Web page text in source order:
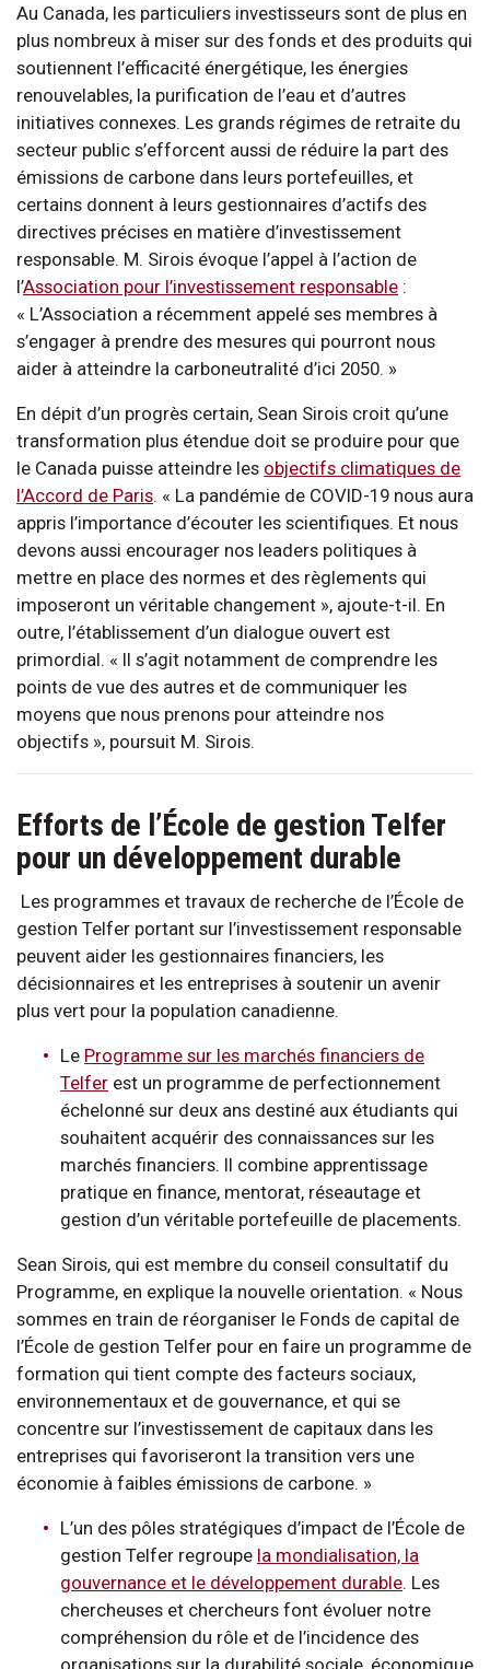
Au Canada, les particuliers investisseurs sont de plus en
plus nombreux à miser sur des fonds et des produits qui
soutiennent l’efficacité énergétique, les énergies
renouvelables, la purification de l’eau et d’autres
initiatives connexes. Les grands régimes de retraite du
secteur public s’efforcent aussi de réduire la part des
émissions de carbone dans leurs portefeuilles, et
certains donnent à leurs gestionnaires d’actifs des
directives précises en matière d’investissement
responsable. M. Sirois évoque l’appel à l’action de
l’Association pour l’investissement responsable :
« L’Association a récemment appelé ses membres à
s’engager à prendre des mesures qui pourront nous
aider à atteindre la carboneutralité d’ici 2050. »
En dépit d’un progrès certain, Sean Sirois croit qu’une
transformation plus étendue doit se produire pour que
le Canada puisse atteindre les objectifs climatiques de
l’Accord de Paris. « La pandémie de COVID-19 nous aura
appris l’importance d’écouter les scientifiques. Et nous
devons aussi encourager nos leaders politiques à
mettre en place des normes et des règlements qui
imposeront un véritable changement », ajoute-t-il. En
outre, l’établissement d’un dialogue ouvert est
primordial. « Il s’agit notamment de comprendre les
points de vue des autres et de communiquer les
moyens que nous prenons pour atteindre nos
objectifs », poursuit M. Sirois.
Efforts de l’École de gestion Telfer
pour un développement durable
Les programmes et travaux de recherche de l’École de
gestion Telfer portant sur l’investissement responsable
peuvent aider les gestionnaires financiers, les
décisionnaires et les entreprises à soutenir un avenir
plus vert pour la population canadienne.
Le Programme sur les marchés financiers de
Telfer est un programme de perfectionnement
échelonné sur deux ans destiné aux étudiants qui
souhaitent acquérir des connaissances sur les
marchés financiers. Il combine apprentissage
pratique en finance, mentorat, réseautage et
gestion d’un véritable portefeuille de placements.
Sean Sirois, qui est membre du conseil consultatif du
Programme, en explique la nouvelle orientation. « Nous
sommes en train de réorganiser le Fonds de capital de
l’École de gestion Telfer pour en faire un programme de
formation qui tient compte des facteurs sociaux,
environnementaux et de gouvernance, et qui se
concentre sur l’investissement de capitaux dans les
entreprises qui favoriseront la transition vers une
économie à faibles émissions de carbone. »
L’un des pôles stratégiques d’impact de l’École de
gestion Telfer regroupe la mondialisation, la
gouvernance et le développement durable. Les
chercheuses et chercheurs font évoluer notre
compréhension du rôle et de l’incidence des
organisations sur la durabilité sociale, économique